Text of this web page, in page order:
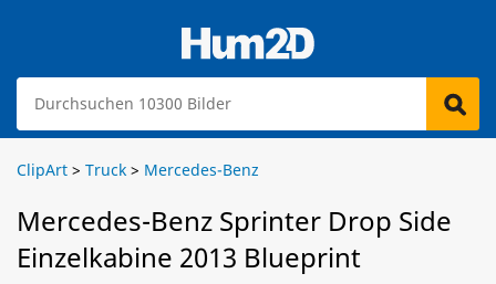
ClipArt > Truck > Mercedes-Benz
Mercedes-Benz Sprinter Drop Side
Einzelkabine 2013 Blueprint